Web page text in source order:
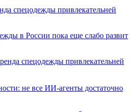
спецодежды привлекательней
в России пока еще слабо развит
не все ИИ-агенты достаточно